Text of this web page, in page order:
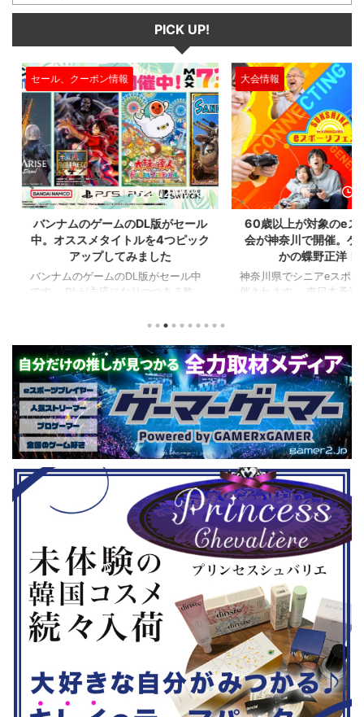
PICK UP!
2024/7/31
がセール
4つピック
セール中
つある昨
ルを独自に
。（類似し
ゲーム、長
ム） 注目
セット』
ホラーゲー
『鉄拳8
大会情報
2024/7/31
60歳以上が対象のeスポーツの大
会が神奈川で開催。ゲストはまさ
かの蝶野正洋！！！
神奈川県でシニアeスポーツ大会が開
催されます。 東日本予選（福島
選（神奈川県）の優勝者3名が決勝大
仕様。ご当地キャラクターによる対戦
も見られるとのことなので、家族で楽
しめるイベントになっているようで
す。 ちなみに、ゲストのプロレスラ
ーである蝶野正洋さんは今年60歳に
なるそうです。トークセッションに登
場しますよ。 この記事のポイント ・
大会参加者は60歳以上 ・3地区で予
選あり。予選は8月24日、25日と9月
22日。本戦は9月22日（事前エ ...
セール、クー
セガのサ
『ユニコ
『ペルソ
セガの最新
ファンから
や編成や育
クなどが話
売されたば
要チェック
ル」に『ユ
登場！『龍
リロード』
は、
ンドーeショ
...